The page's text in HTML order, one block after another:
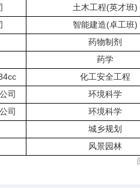
土木工程(英才班)
智能建造(卓工班)
药物制剂
药学
化工安全工程
司
环境科学
司
环境科学
城乡规划
风景园林